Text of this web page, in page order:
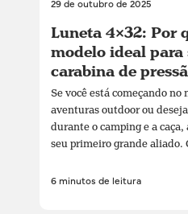
29 de outubro de 2025
Luneta 4×32: Por
modelo ideal
carabina de
Se você está começando
aventuras outdoor ou
durante o camping e a
seu primeiro grande aliado.
6 minutos de leitura